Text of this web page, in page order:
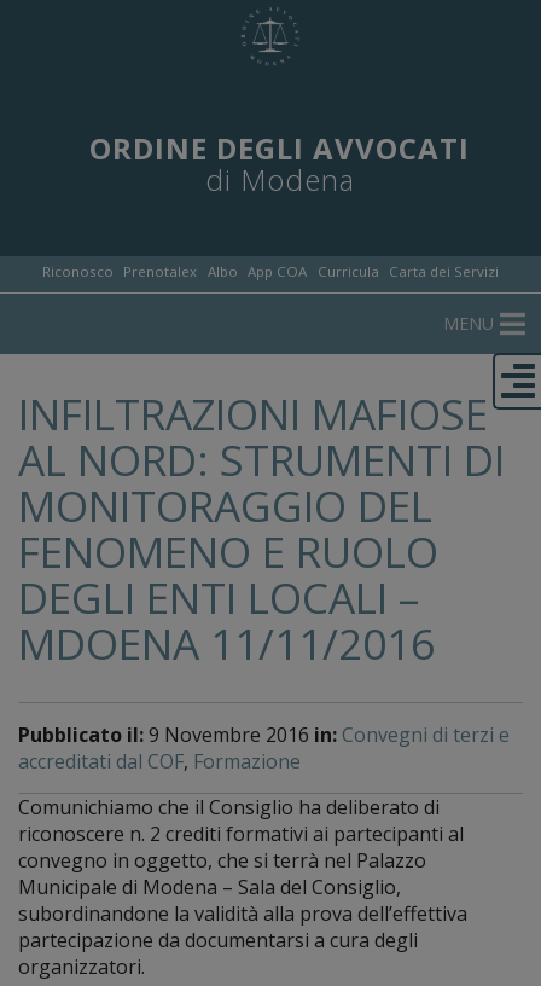
ORDINE DEGLI AVVOCATI
di Modena
Riconosco Prenotalex Albo App COA Curricula Carta dei Servizi
MENU
INFILTRAZIONI MAFIOSE
AL NORD: STRUMENTI DI
MONITORAGGIO DEL
FENOMENO E RUOLO
DEGLI ENTI LOCALI –
MDOENA 11/11/2016
Pubblicato il:9 Novembre 2016 in: Convegni di terzi e
accreditati dal COF, Formazione
Comunichiamo che il Consiglio ha deliberato di
riconoscere n. 2 crediti formativi ai partecipanti al
convegno in oggetto, che si terrà nel Palazzo
Municipale di Modena – Sala del Consiglio,
subordinandone la validità alla prova dell’effettiva
partecipazione da documentarsi a cura degli
organizzatori.